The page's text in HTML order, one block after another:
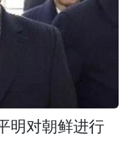
明对朝鲜进行